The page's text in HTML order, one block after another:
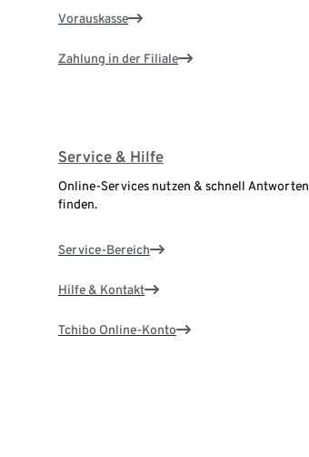
Vorauskasse
Zahlung in der Filiale
Service & Hilfe
Online-Services nutzen & schnell Antworten
finden.
Service-Bereich
Hilfe & Kontakt
Tchibo Online-Konto